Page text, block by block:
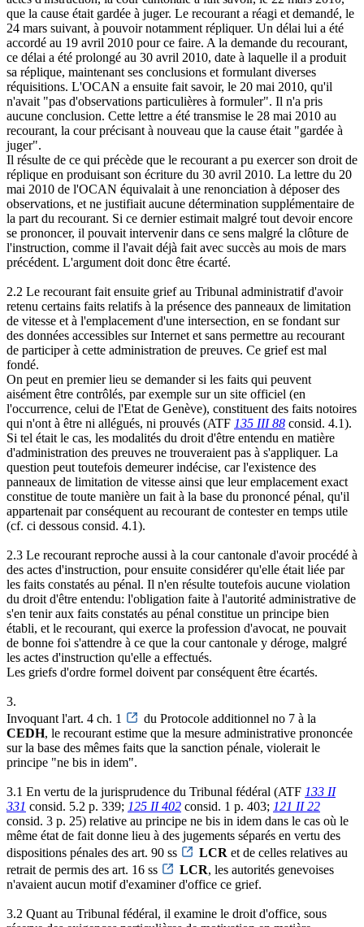
que la cause était gardée à juger. Le recourant a réagi et demandé, le
24 mars suivant, à pouvoir notamment répliquer. Un délai lui a été
accordé au 19 avril 2010 pour ce faire. A la demande du recourant,
ce délai a été prolongé au 30 avril 2010, date à laquelle il a produit
sa réplique, maintenant ses conclusions et formulant diverses
réquisitions. L'OCAN a ensuite fait savoir, le 20 mai 2010, qu'il
n'avait "pas d'observations particulières à formuler". Il n'a pris
aucune conclusion. Cette lettre a été transmise le 28 mai 2010 au
recourant, la cour précisant à nouveau que la cause était "gardée à
juger".
Il résulte de ce qui précède que le recourant a pu exercer son droit de
réplique en produisant son écriture du 30 avril 2010. La lettre du 20
mai 2010 de l'OCAN équivalait à une renonciation à déposer des
observations, et ne justifiait aucune détermination supplémentaire de
la part du recourant. Si ce dernier estimait malgré tout devoir encore
se prononcer, il pouvait intervenir dans ce sens malgré la clôture de
l'instruction, comme il l'avait déjà fait avec succès au mois de mars
précédent. L'argument doit donc être écarté.
2.2 Le recourant fait ensuite grief au Tribunal administratif d'avoir
retenu certains faits relatifs à la présence des panneaux de limitation
de vitesse et à l'emplacement d'une intersection, en se fondant sur
des données accessibles sur Internet et sans permettre au recourant
de participer à cette administration de preuves. Ce grief est mal
fondé.
On peut en premier lieu se demander si les faits qui peuvent
aisément être contrôlés, par exemple sur un site officiel (en
l'occurrence, celui de l'Etat de Genève), constituent des faits notoires
qui n'ont à être ni allégués, ni prouvés (ATF 135 III 88 consid. 4.1).
Si tel était le cas, les modalités du droit d'être entendu en matière
d'administration des preuves ne trouveraient pas à s'appliquer. La
question peut toutefois demeurer indécise, car l'existence des
panneaux de limitation de vitesse ainsi que leur emplacement exact
constitue de toute manière un fait à la base du prononcé pénal, qu'il
appartenait par conséquent au recourant de contester en temps utile
(cf. ci dessous consid. 4.1).
2.3 Le recourant reproche aussi à la cour cantonale d'avoir procédé à
des actes d'instruction, pour ensuite considérer qu'elle était liée par
les faits constatés au pénal. Il n'en résulte toutefois aucune violation
du droit d'être entendu: l'obligation faite à l'autorité administrative de
s'en tenir aux faits constatés au pénal constitue un principe bien
établi, et le recourant, qui exerce la profession d'avocat, ne pouvait
de bonne foi s'attendre à ce que la cour cantonale y déroge, malgré
les actes d'instruction qu'elle a effectués.
Les griefs d'ordre formel doivent par conséquent être écartés.
3.
Invoquant l'art. 4 ch. 1
du Protocole additionnel no 7 à la
CEDH, le recourant estime que la mesure administrative prononcée
sur la base des mêmes faits que la sanction pénale, violerait le
principe "ne bis in idem".
3.1 En vertu de la jurisprudence du Tribunal fédéral (ATF 133 II
331 consid. 5.2 p. 339; 125 II 402 consid. 1 p. 403; 121 II 22
consid. 3 p. 25) relative au principe ne bis in idem dans le cas où le
même état de fait donne lieu à des jugements séparés en vertu des
dispositions pénales des art. 90 ss
LCR et de celles relatives au
retrait de permis des art. 16 ss
LCR, les autorités genevoises
n'avaient aucun motif d'examiner d'office ce grief.
3.2 Quant au Tribunal fédéral, il examine le droit d'office, sous